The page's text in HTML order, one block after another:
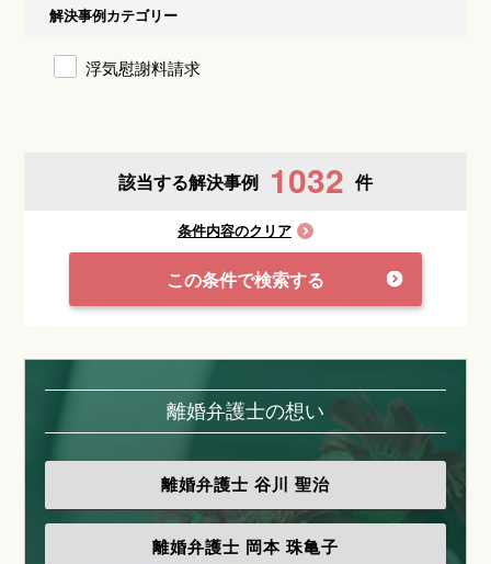
解決事例カテゴリー
浮気慰謝料請求
該当する解決事例 1032 件
条件内容のクリア
この条件で検索する
離婚弁護士の想い
離婚弁護士 谷川 聖治
離婚弁護士 岡本 珠亀子